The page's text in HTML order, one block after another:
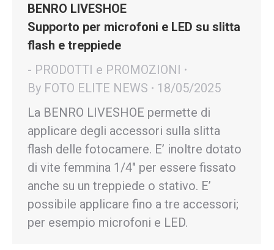
BENRO LIVESHOE
Supporto per microfoni e LED su slitta
flash e treppiede
- PRODOTTI e PROMOZIONI
By FOTO ELITE NEWS
18/05/2025
La BENRO LIVESHOE permette di
applicare degli accessori sulla slitta
flash delle fotocamere. E’ inoltre dotato
di vite femmina 1/4″ per essere fissato
anche su un treppiede o stativo. E’
possibile applicare fino a tre accessori;
per esempio microfoni e LED.